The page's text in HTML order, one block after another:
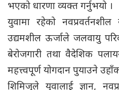
भएको धारणा व्यक्त गर्नुभयो ।
युवामा रहेको
उद्यमशील ऊर्जाले जलवायु
बेरोजगारी तथा वैदेशिक
महत्त्वपूर्ण योगदान पुयाउने
शिमिजुले युवालाई ज्ञान,